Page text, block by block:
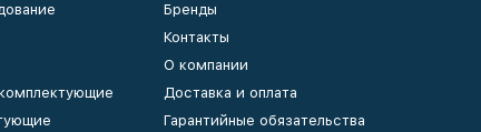
Бренды
Контакты
О компании
Доставка и оплата
Гарантийные обязательства